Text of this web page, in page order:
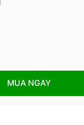
MUA NGAY